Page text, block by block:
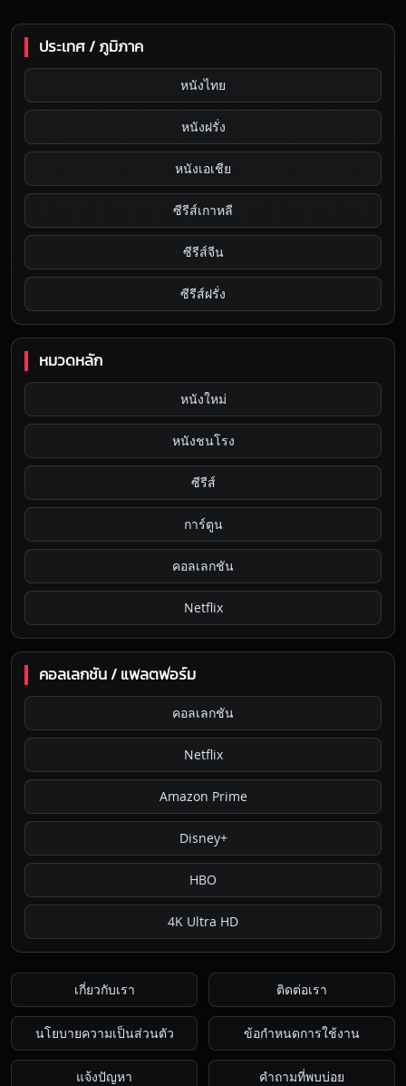
ประเทศ / ภูมิภาค
หนังไทย
หนังฝรั่ง
หนังเอเชีย
ซีรีส์เกาหลี
ซีรีส์จีน
ซีรีส์ฝรั่ง
หมวดหลัก
หนังใหม่
หนังชนโรง
ซีรีส์
การ์ตูน
คอลเลกชัน
Netflix
คอลเลกชัน / แพลตฟอร์ม
คอลเลกชัน
Netflix
Amazon Prime
Disney+
HBO
4K Ultra HD
เกี่ยวกับเรา ติดต่อเรา
นโยบายความเป็นส่วนตัว ข้อกำหนดการใช้งาน
แจ้งปัญหา คำถามที่พบบ่อย